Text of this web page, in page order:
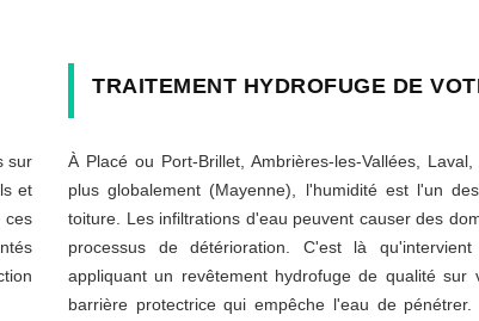
sur
et
TRAITEMENT HYDROFUGE DE
À Placé ou Port-Brillet, Ambrières-les-Vallées,
plus globalement (Mayenne), l'humidité est l'un
toiture. Les infiltrations d'eau peuvent causer des
processus de détérioration. C'est là
appliquant un revêtement hydrofuge de qualité sur
barrière protectrice qui empêche l'eau de